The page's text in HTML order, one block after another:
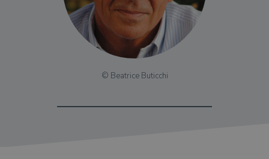
© Beatrice Buticchi